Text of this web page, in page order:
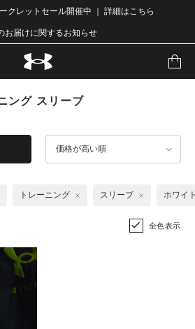
クレットセール開催中 ｜ 詳細はこちら
お届けに関するお知らせ
ング スリーブ
価格が高い順
トレーニング スリーブ ホワイ
全色表示